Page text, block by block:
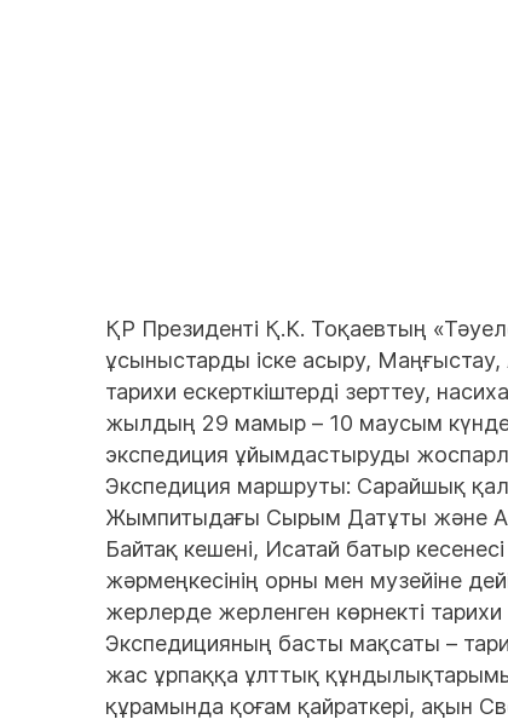
ҚР Президенті Қ.К. Тоқаевтың
ұсыныстарды іске асыру,
тарихи ескерткіштерді зерттеу,
жылдың 29 мамыр – 10 маусым
экспедиция ұйымдастыруды
Экспедиция маршруты: Сарайшық
Жымпитыдағы Сырым Датұты және
Байтақ кешені, Исатай батыр
жәрмеңкесінің орны мен музейіне
жерлерде жерленген көрнекті
Экспедицияның басты мақсаты –
жас ұрпаққа ұлттық
құрамында қоғам қайраткері, ақын